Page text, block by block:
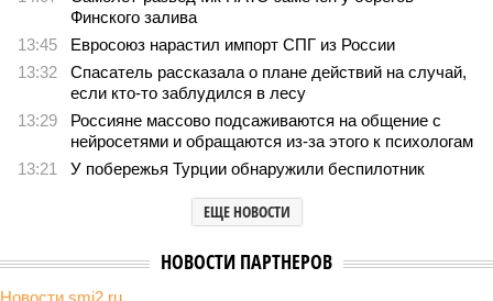
Земля уже не раз показывала человечеству свой крутой
нрав – когда покажет снова?
Последние времена
Земля уже не раз показывала человечеству свой крутой нрав – когда
Природа постоянно вступает в противоречие с нами. Ведь пока